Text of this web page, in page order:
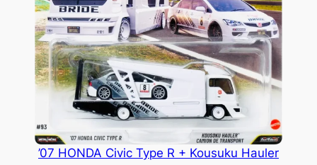
’07 HONDA Civic Type R + Kousuku Hauler